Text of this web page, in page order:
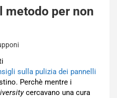
metodo per non
sulla pulizia dei pannelli
Perchè mentre i
cercavano una cura